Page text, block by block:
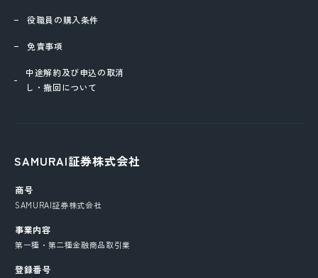
役職員の購入条件
免責事項
中途解約及び申込の取消
し・撤回について
SAMURAI証券株式会社
商号
SAMURAI証券株式会社
事業内容
第一種・第二種金融商品取引業
登録番号